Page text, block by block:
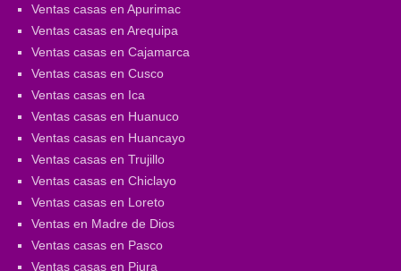
Ventas casas en Apurimac
Ventas casas en Arequipa
Ventas casas en Cajamarca
Ventas casas en Cusco
Ventas casas en Ica
Ventas casas en Huanuco
Ventas casas en Huancayo
Ventas casas en Trujillo
Ventas casas en Chiclayo
Ventas casas en Loreto
Ventas en Madre de Dios
Ventas casas en Pasco
Ventas casas en Piura